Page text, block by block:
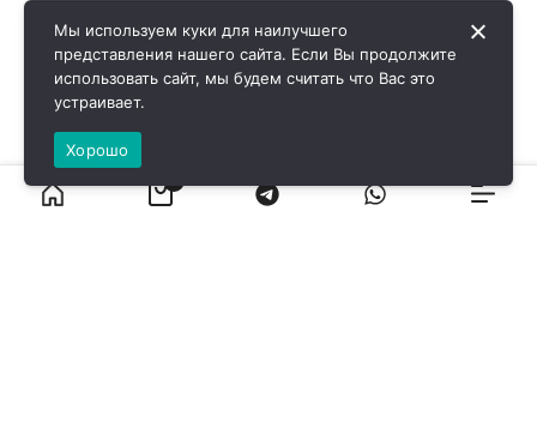
Мы используем куки для наилучшего
представления нашего сайта. Если Вы продолжите
использовать сайт, мы будем считать что Вас это
устраивает.
Хорошо